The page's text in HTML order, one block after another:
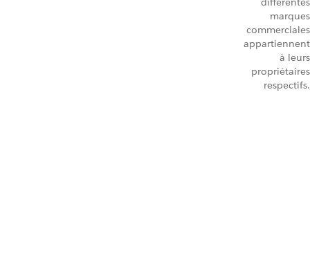
marques
commerciales
appartiennent
à leurs
propriétaires
respectifs.